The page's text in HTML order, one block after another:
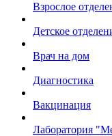
Взрослое
Детское
Врач на дом
Диагностика
Вакцинация
Лаборатория